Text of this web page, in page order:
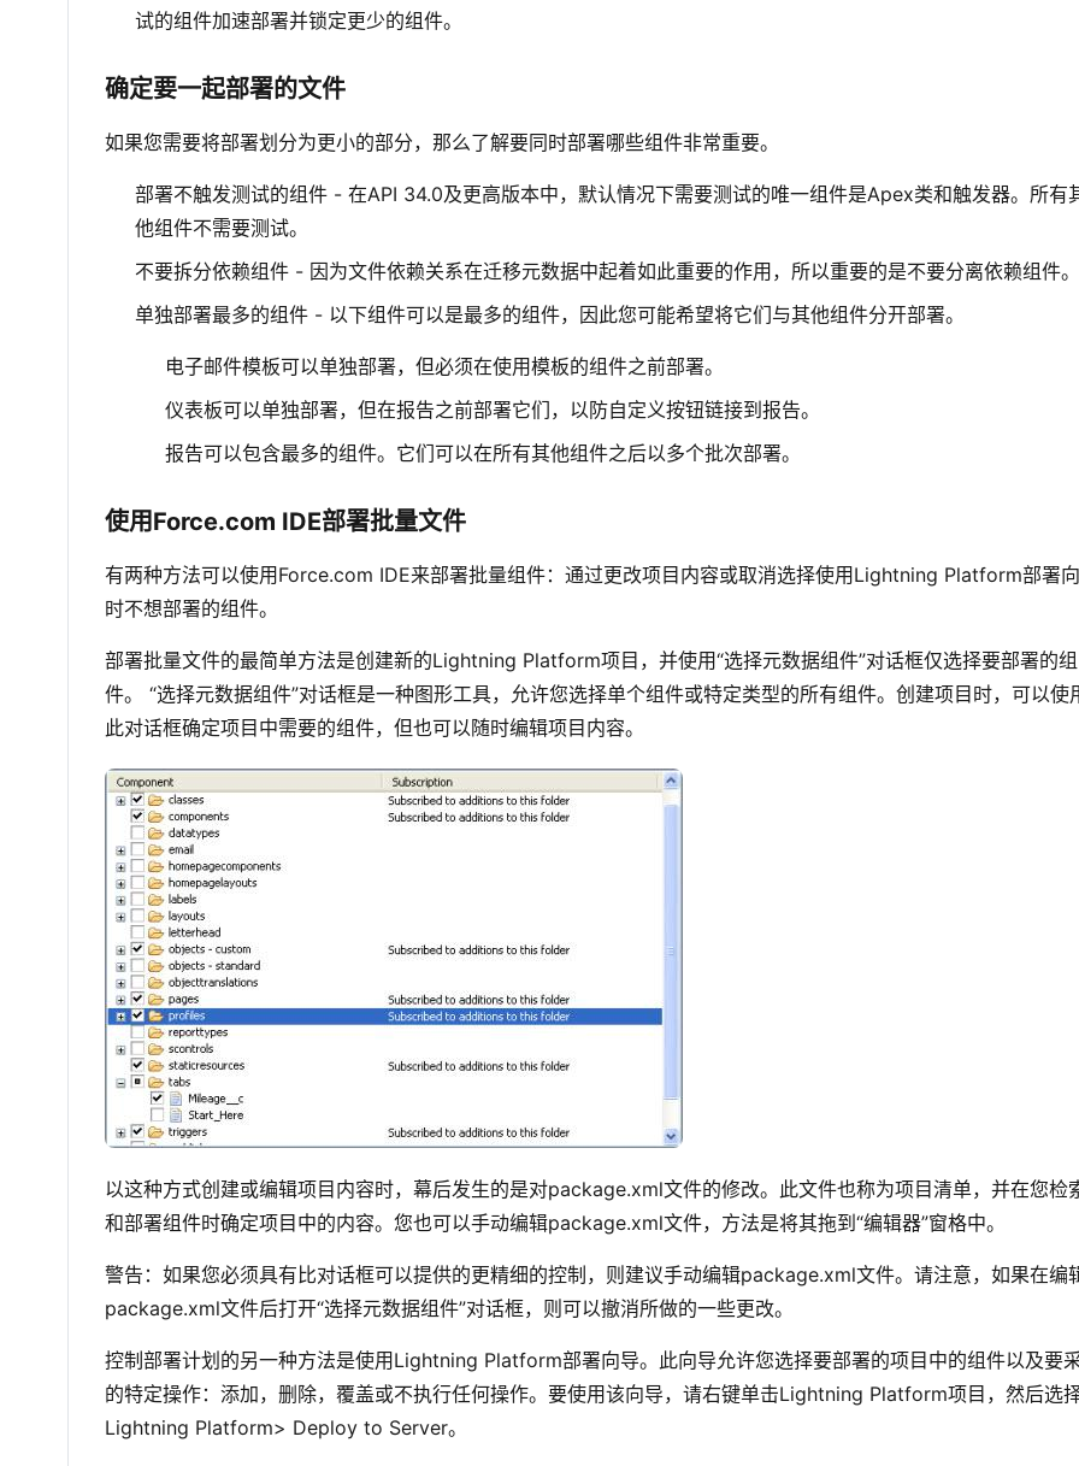
试的组件加速部署并锁定更少的组件。
确定要一起部署的文件
如果您需要将部署划分为更小的部分，那么了解要同时部署哪些组件非常重要。
部署不触发测试的组件 - 在API 34.0及更高版本中，默认情况下需要测试的唯一组件是Apex类和触发器。所有
他组件不需要测试。
不要拆分依赖组件 - 因为文件依赖关系在迁移元数据中起着如此重要的作用，所以重要的是不要分离依赖组件。
单独部署最多的组件 - 以下组件可以是最多的组件，因此您可能希望将它们与其他组件分开部署。
电子邮件模板可以单独部署，但必须在使用模板的组件之前部署。
仪表板可以单独部署，但在报告之前部署它们，以防自定义按钮链接到报告。
报告可以包含最多的组件。它们可以在所有其他组件之后以多个批次部署。
使用Force.com IDE部署批量文件
有两种方法可以使用Force.com IDE来部署批量组件：通过更改项目内容或取消选择使用Lightning Platform部署
时不想部署的组件。
部署批量文件的最简单方法是创建新的Lightning Platform项目，并使用“选择元数据组件”对话框仅选择要部署的组
件。 “选择元数据组件”对话框是一种图形工具，允许您选择单个组件或特定类型的所有组件。创建项目时，可以使
此对话框确定项目中需要的组件，但也可以随时编辑项目内容。
以这种方式创建或编辑项目内容时，幕后发生的是对package.xml文件的修改。此文件也称为项目清单，并在您检
和部署组件时确定项目中的内容。您也可以手动编辑package.xml文件，方法是将其拖到“编辑器”窗格中。
警告：如果您必须具有比对话框可以提供的更精细的控制，则建议手动编辑package.xml文件。请注意，如果在编
package.xml文件后打开“选择元数据组件”对话框，则可以撤消所做的一些更改。
控制部署计划的另一种方法是使用Lightning Platform部署向导。此向导允许您选择要部署的项目中的组件以及要
的特定操作：添加，删除，覆盖或不执行任何操作。要使用该向导，请右键单击Lightning Platform项目，然后选
Lightning Platform> Deploy to Server。